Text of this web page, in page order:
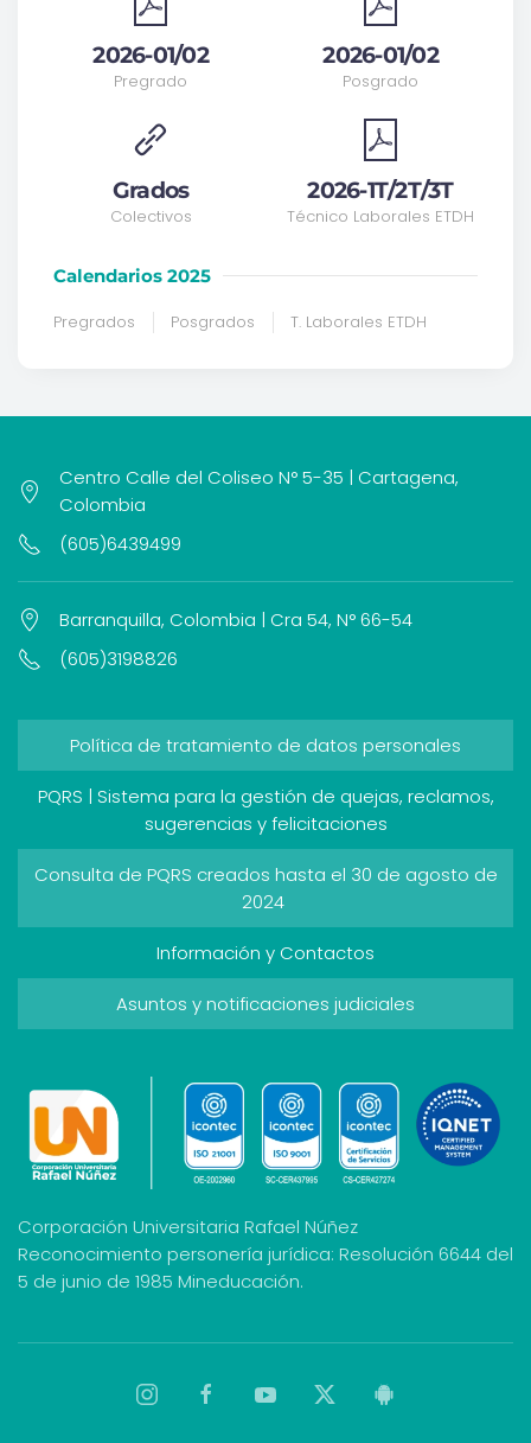
2026-01/02
Pregrado
Grados
Colectivos
2026-01/02
Posgrado
2026-1T/2T/3T
Técnico Laborales ETDH
Calendarios 2025
Pregrados Posgrados T. Laborales ETDH
Centro Calle del Coliseo N° 5-35 | Cartagena,
Colombia
(605)6439499
Barranquilla, Colombia | Cra 54, N° 66-54
(605)3198826
Política de tratamiento de datos personales
PQRS | Sistema para la gestión de quejas, reclamos,
sugerencias y felicitaciones
Consulta de PQRS creados hasta el 30 de agosto de
2024
Información y Contactos
Asuntos y notificaciones judiciales
Corporación Universitaria Rafael Núñez
Reconocimiento personería jurídica: Resolución 6644 del
5 de junio de 1985 Mineducación.